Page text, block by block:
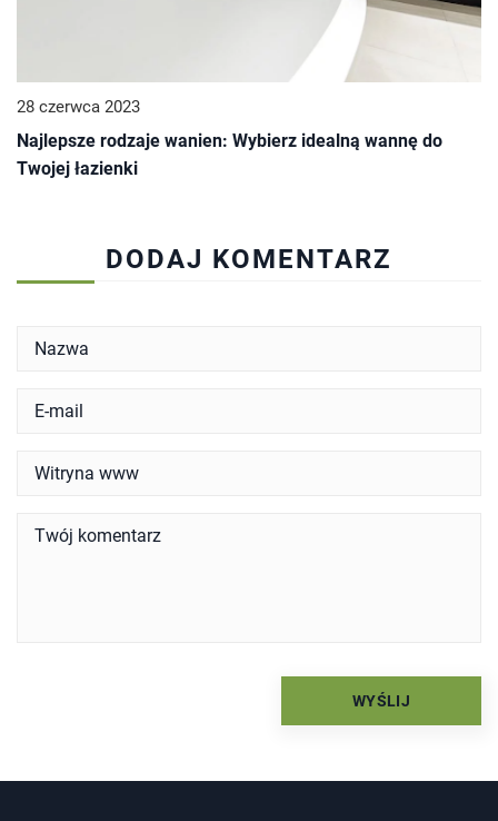
28 czerwca 2023
Najlepsze rodzaje wanien: Wybierz idealną wannę do
Twojej łazienki
DODAJ KOMENTARZ